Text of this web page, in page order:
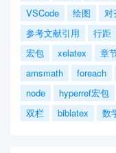
VSCode
绘图 对
参考文献引用
行距
宏包
xelatex 章
amsmath
foreach
node
hyperref宏包
双栏
biblatex 数